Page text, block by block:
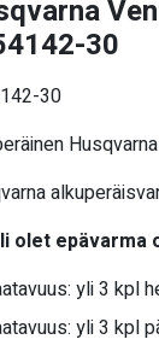
30
30
olet epävarma
yli 3 kpl
yli 3 kpl